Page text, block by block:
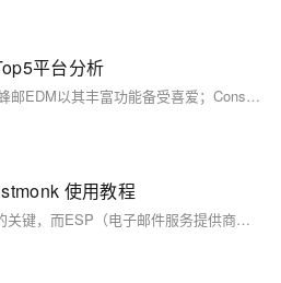
平台分析
探索五大热门EDM营销平台：蜂邮EDM以其丰富功能备受喜爱；Constant Contact以用户友好体验著称；Sendinblue结合短信营销与广告管理，适合中小企业；GetResponse提供营销自动化解决方案，适合各类企业；AokSend以其历史底蕴和分析工具吸引用户。各平台特色各异，企业可根据需求选择。
使用教程
电子邮件营销是海外产品推广的关键，而ESP（电子邮件服务提供商）如Mailchimp和SendCloud等常被用于管理邮件列表和跟踪效果。然而，成本和定制化限制成为问题。为解决这些问题，开源平台如listmonk提供了一种灵活且可定制的解决方案。listmonk用Go语言编写，具备订阅者管理、邮件创建发送、跟踪分析和API集成等功能，特别适合中小企业和大型组织。它还支持一键部署，例如通过Sealos应用商店，使得部署过程变得简单。